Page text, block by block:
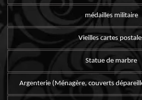
médailles militaire
Vieilles cartes
Statue de marbre
Argenterie (Ménagère, couverts